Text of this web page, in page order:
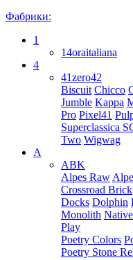
Фабрики:
1
14oraitaliana
4
41zero42
Biscuit Chicco
Jumble Kappa
Pro Pixel41
Superclassica
Two Wigwag
A
ABK
Alpes Raw
Crossroad Brick
Docks Dolphin
Monolith Native
Play
Poetry Colors
Poetry Stone